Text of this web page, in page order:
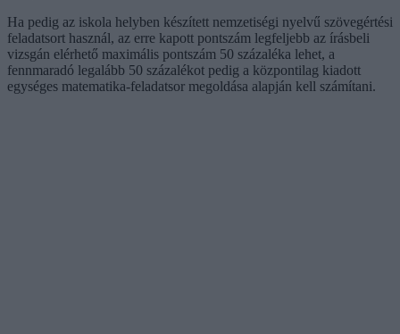
Ha pedig az iskola helyben készített nemzetiségi nyelvű szövegértési
feladatsort használ, az erre kapott pontszám legfeljebb az írásbeli
vizsgán elérhető maximális pontszám 50 százaléka lehet, a
fennmaradó legalább 50 százalékot pedig a központilag kiadott
egységes matematika-feladatsor megoldása alapján kell számítani.